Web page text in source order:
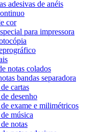
adesivas de anéis
cor
para impressora
notas colados
bandas separadora
cartas
desenho
exame e milimétricos
música
notas